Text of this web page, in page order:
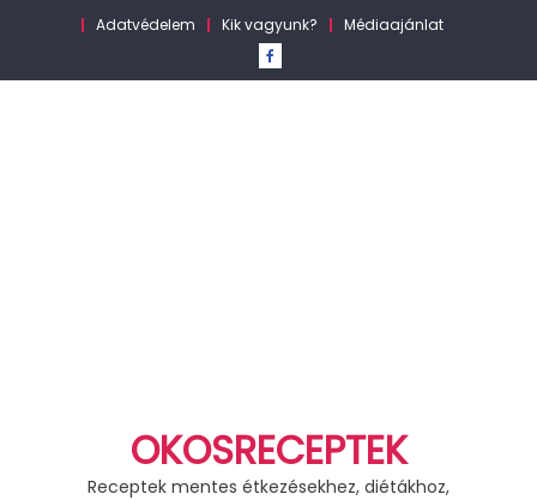
Adatvédelem Kik vagyunk? Médiaajánlat
OKOSRECEPTEK
Receptek mentes étkezésekhez, diétákhoz,